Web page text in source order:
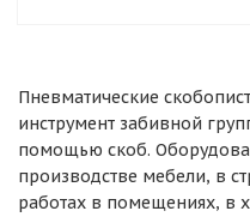
Пневматические
инструмент забивной
помощью скоб.
производстве мебели, в
работах в помещениях, в